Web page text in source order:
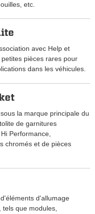
etc.
avec Help et
pièces rares pour
dans les véhicules.
la marque principale du
de garnitures
Performance,
chromés et de pièces
d'allumage
tels que modules,